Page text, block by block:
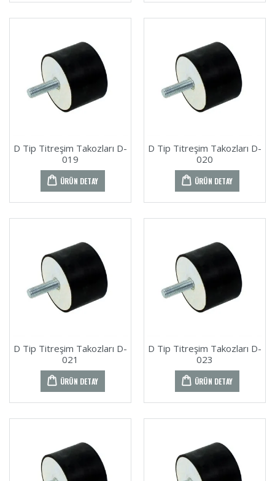
D Tip Titreşim Takozları D-
019
ÜRÜN DETAY
D Tip Titreşim Takozları D-
020
ÜRÜN DETAY
D Tip Titreşim Takozları D-
021
ÜRÜN DETAY
D Tip Titreşim Takozları D-
023
ÜRÜN DETAY